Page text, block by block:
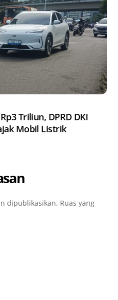
Triliun, DPRD DKI
Mobil Listrik
dipublikasikan. Ruas yang